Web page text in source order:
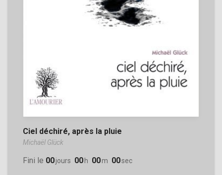
Ciel déchiré, après la pluie
Michaël Glück
Fini le 00Jours 00 H 00M 00Sec